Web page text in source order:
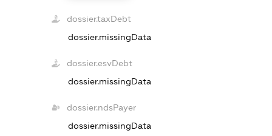
dossier.taxDebt
dossier.missingData
dossier.esvDebt
dossier.missingData
dossier.ndsPayer
dossier.missingData